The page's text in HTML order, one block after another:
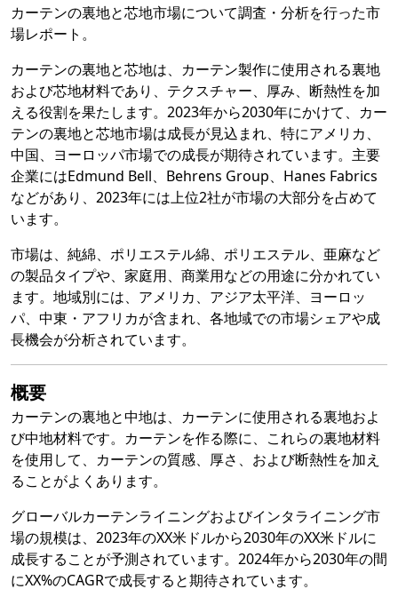
カーテンの裏地と芯地市場について調査・分析を行った市
場レポート。
カーテンの裏地と芯地は、カーテン製作に使用される裏地
および芯地材料であり、テクスチャー、厚み、断熱性を加
える役割を果たします。2023年から2030年にかけて、カー
テンの裏地と芯地市場は成長が見込まれ、特にアメリカ、
中国、ヨーロッパ市場での成長が期待されています。主要
企業にはEdmund Bell、Behrens Group、Hanes Fabrics
などがあり、2023年には上位2社が市場の大部分を占めて
います。
市場は、純綿、ポリエステル綿、ポリエステル、亜麻など
の製品タイプや、家庭用、商業用などの用途に分かれてい
ます。地域別には、アメリカ、アジア太平洋、ヨーロッ
パ、中東・アフリカが含まれ、各地域での市場シェアや成
長機会が分析されています。
概要
カーテンの裏地と中地は、カーテンに使用される裏地およ
び中地材料です。カーテンを作る際に、これらの裏地材料
を使用して、カーテンの質感、厚さ、および断熱性を加え
ることがよくあります。
グローバルカーテンライニングおよびインタライニング市
場の規模は、2023年のXX米ドルから2030年のXX米ドルに
成長することが予測されています。2024年から2030年の間
にXX%のCAGRで成長すると期待されています。